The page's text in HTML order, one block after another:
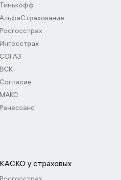
Тинькофф
АльфаСтрахование
Росгосстрах
Ингосстрах
СОГАЗ
ВСК
Согласие
МАКС
Ренессанс
КАСКО у страховых